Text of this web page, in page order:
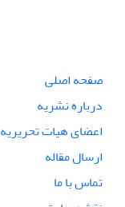
صفحه اصلی
درباره نشریه
اعضای هیات تحریریه
ارسال مقاله
تماس با ما